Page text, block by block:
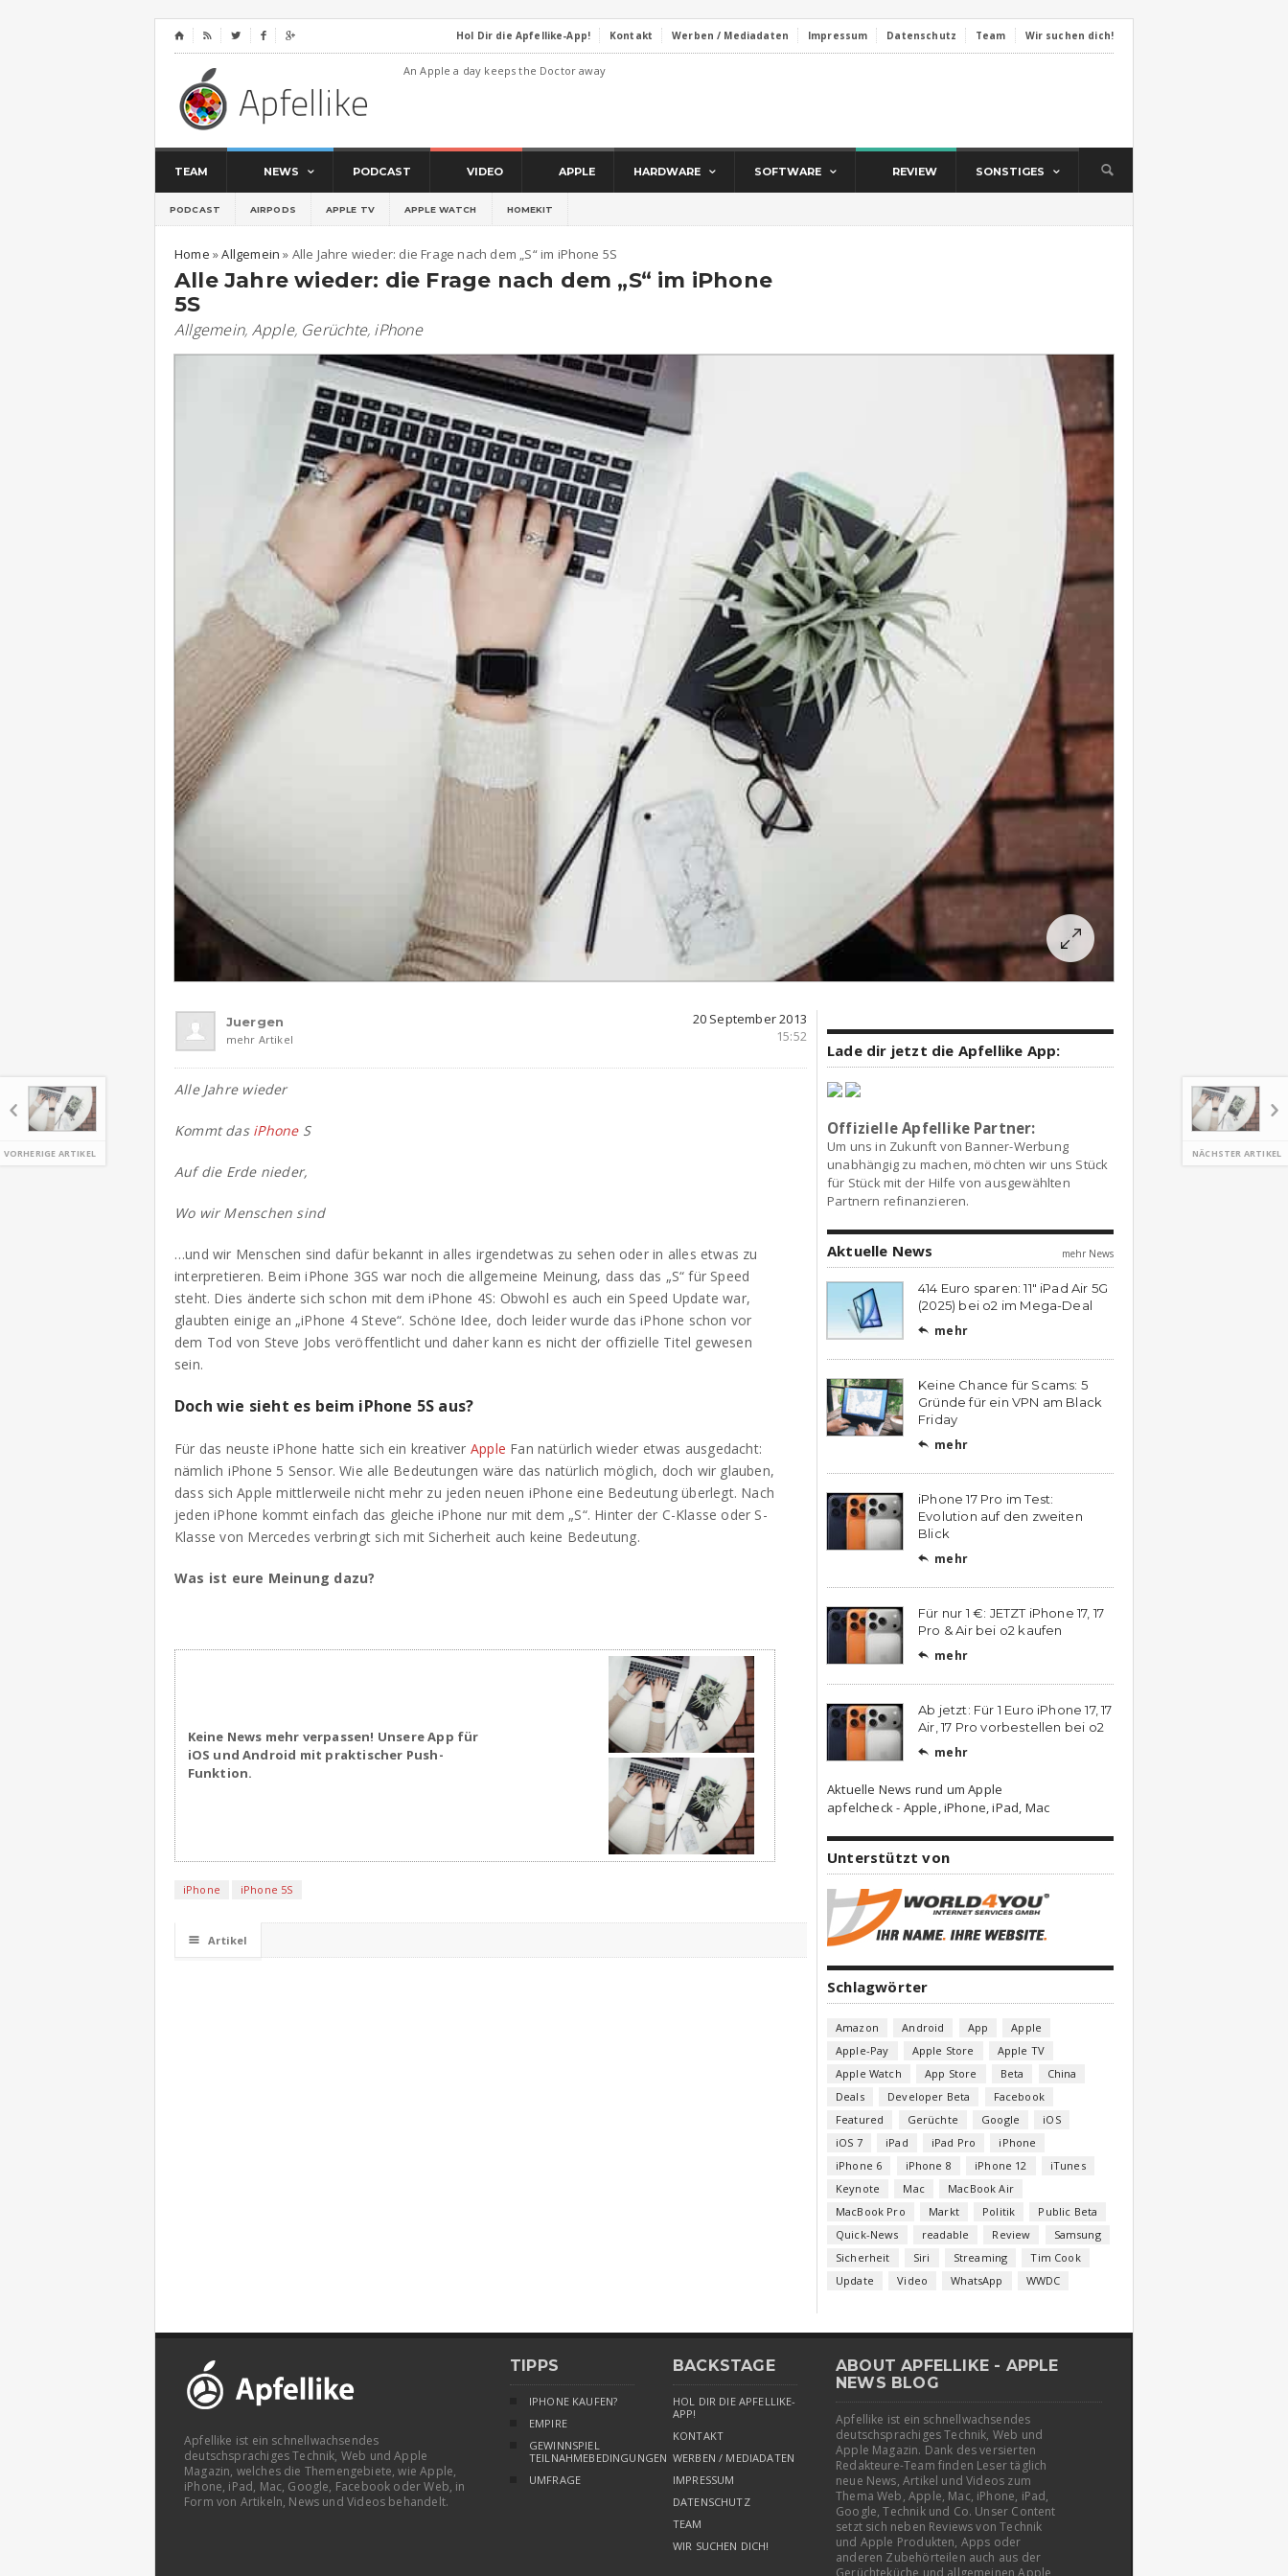
VORHERIGE ARTIKEL NÄCHSTER ARTIKEL
⌂     Hol Dir die Apfellike-App! Kontakt Werben / Mediadaten Impressum Datenschutz Team Wir suchen dich!
An Apple a day keeps the Doctor away
TEAM NEWS PODCAST VIDEO APPLE HARDWARE SOFTWARE REVIEW SONSTIGES
PODCAST AIRPODS APPLE TV APPLE WATCH HOMEKIT
Home »Allgemein » Alle Jahre wieder: die Frage nach dem „S“ im iPhone 5S
Alle Jahre wieder: die Frage nach dem „S“ im iPhone
5S
Allgemein, Apple, Gerüchte, iPhone
Juergen
mehr Artikel
20 September 2013
15:52
Alle Jahre wieder
Kommt das iPhoneS
Auf die Erde nieder,
Wo wir Menschen sind
…und wir Menschen sind dafür bekannt in alles irgendetwas zu sehen oder in alles etwas zu
interpretieren. Beim iPhone 3GS war noch die allgemeine Meinung, dass das „S“ für Speed
steht. Dies änderte sich schon mit dem iPhone 4S: Obwohl es auch ein Speed Update war,
glaubten einige an „iPhone 4 Steve“. Schöne Idee, doch leider wurde das iPhone schon vor
dem Tod von Steve Jobs veröffentlicht und daher kann es nicht der offizielle Titel gewesen
sein.
Doch wie sieht es beim iPhone 5S aus?
Für das neuste iPhone hatte sich ein kreativer Apple Fan natürlich wieder etwas ausgedacht:
nämlich iPhone 5 Sensor. Wie alle Bedeutungen wäre das natürlich möglich, doch wir glauben,
dass sich Apple mittlerweile nicht mehr zu jeden neuen iPhone eine Bedeutung überlegt. Nach
jeden iPhone kommt einfach das gleiche iPhone nur mit dem „S“. Hinter der C-Klasse oder S-
Klasse von Mercedes verbringt sich mit Sicherheit auch keine Bedeutung.
Was ist eure Meinung dazu?
Keine News mehr verpassen! Unsere App für
iOS und Android mit praktischer Push-
Funktion.
iPhone iPhone 5S
☰ Artikel
Lade dir jetzt die Apfellike App:
Offizielle Apfellike Partner:
Um uns in Zukunft von Banner-Werbung
unabhängig zu machen, möchten wir uns Stück
für Stück mit der Hilfe von ausgewählten
Partnern refinanzieren.
Aktuelle News mehr News
414 Euro sparen: 11″ iPad Air 5G
(2025) bei o2 im Mega-Deal
 mehr
Keine Chance für Scams: 5
Gründe für ein VPN am Black
Friday
 mehr
iPhone 17 Pro im Test:
Evolution auf den zweiten
Blick
 mehr
Für nur 1 €: JETZT iPhone 17, 17
Pro & Air bei o2 kaufen
 mehr
Ab jetzt: Für 1 Euro iPhone 17, 17
Air, 17 Pro vorbestellen bei o2
 mehr
Aktuelle News rund um Apple
apfelcheck - Apple, iPhone, iPad, Mac
Unterstützt von
Schlagwörter
Amazon Android App
Apple
Apple-Pay
Apple Store
Apple TV
Apple Watch
App Store Beta
China
Deals
Developer Beta
Facebook
Featured
Gerüchte Google
iOS
iOS 7
iPad iPad Pro
iPhone
iPhone 6
iPhone 8 iPhone 12
iTunes
Keynote
Mac
MacBook Air
MacBook Pro
Markt Politik
Public Beta
Quick-News
readable Review
Samsung
Sicherheit
Siri Streaming
Tim Cook
Update
Video WhatsApp WWDC
Apfellike ist ein schnellwachsendes
deutschsprachiges Technik, Web und Apple
Magazin, welches die Themengebiete, wie Apple,
iPhone, iPad, Mac, Google, Facebook oder Web, in
Form von Artikeln, News und Videos behandelt.
TIPPS
IPHONE KAUFEN?
EMPIRE
GEWINNSPIEL
TEILNAHMEBEDINGUNGEN
UMFRAGE
BACKSTAGE
HOL DIR DIE APFELLIKE-
APP!
KONTAKT
WERBEN / MEDIADATEN
IMPRESSUM
DATENSCHUTZ
TEAM
WIR SUCHEN DICH!
ABOUT APFELLIKE - APPLE
NEWS BLOG
Apfellike ist ein schnellwachsendes
deutschsprachiges Technik, Web und
Apple Magazin. Dank des versierten
Redakteure-Team finden Leser täglich
neue News, Artikel und Videos zum
Thema Web, Apple, Mac, iPhone, iPad,
Google, Technik und Co. Unser Content
setzt sich neben Reviews von Technik
und Apple Produkten, Apps oder
anderen Zubehörteilen auch aus der
Gerüchteküche und allgemeinen Apple